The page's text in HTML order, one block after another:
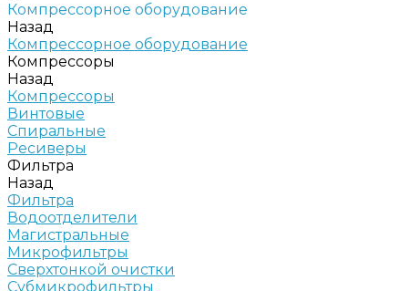
Компрессорное оборудование
Назад
Компрессорное оборудование
Компрессоры
Назад
Компрессоры
Винтовые
Спиральные
Ресиверы
Фильтра
Назад
Фильтра
Водоотделители
Магистральные
Микрофильтры
Сверхтонкой очистки
Субмикрофильтры